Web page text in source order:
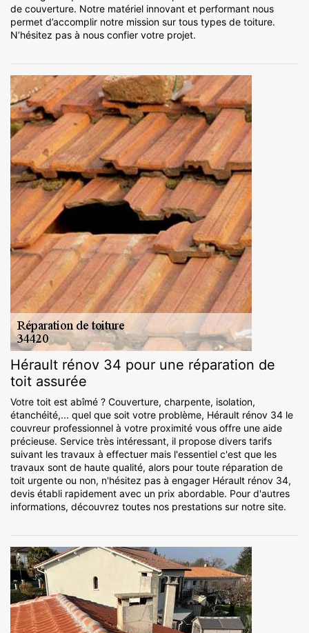
de couverture. Notre matériel innovant et performant nous
permet d’accomplir notre mission sur tous types de toiture.
N’hésitez pas à nous confier votre projet.
Hérault rénov 34 pour une réparation de
toit assurée
Votre toit est abîmé ? Couverture, charpente, isolation,
étanchéité,... quel que soit votre problème, Hérault rénov 34 le
couvreur professionnel à votre proximité vous offre une aide
précieuse. Service très intéressant, il propose divers tarifs
suivant les travaux à effectuer mais l'essentiel c'est que les
travaux sont de haute qualité, alors pour toute réparation de
toit urgente ou non, n'hésitez pas à engager Hérault rénov 34,
devis établi rapidement avec un prix abordable. Pour d'autres
informations, découvrez toutes nos prestations sur notre site.